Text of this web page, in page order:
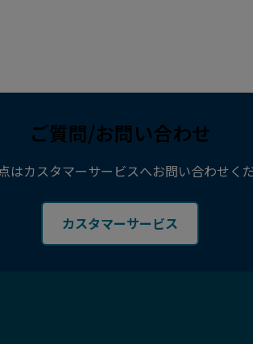
ご質問/お問い合わせ
はカスタマーサービスへお問い合わせくだ
カスタマーサービス